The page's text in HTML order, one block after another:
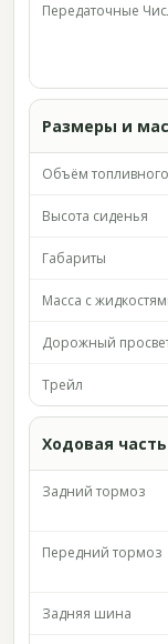
Передаточные
Размеры и
Объём
Высота сиденья
Габариты
Масса с
Дорожный
Трейл
Ходовая
Задний тормоз
Передний тормоз
Задняя шина